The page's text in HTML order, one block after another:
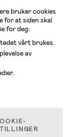
bruker cookies
for at siden skal
for deg:
vårt brukes.
av